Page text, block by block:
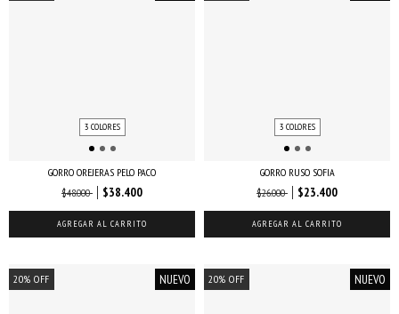
3 COLORES
GORRO OREJERAS PELO PACO
$48.000
$38.400
AGREGAR AL CARRITO
3 COLORES
GORRO RUSO SOFIA
$26.000
$23.400
AGREGAR AL CARRITO
20% OFF NUEVO 20% OFF NUEVO